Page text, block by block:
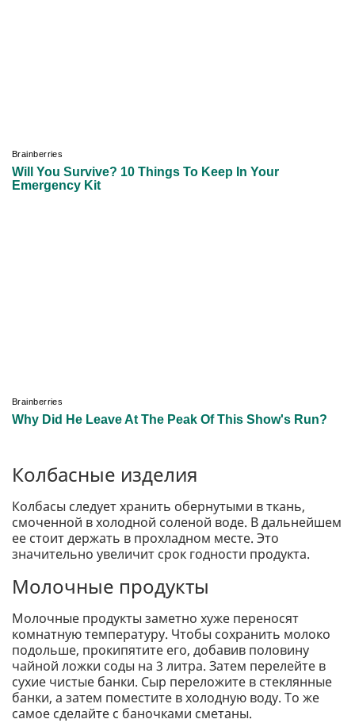
Колбасные изделия
Колбасы следует хранить обернутыми в ткань,
смоченной в холодной соленой воде. В дальнейшем
ее стоит держать в прохладном месте. Это
значительно увеличит срок годности продукта.
Молочные продукты
Молочные продукты заметно хуже переносят
комнатную температуру. Чтобы сохранить молоко
подольше, прокипятите его, добавив половину
чайной ложки соды на 3 литра. Затем перелейте в
сухие чистые банки. Сыр переложите в стеклянные
банки, а затем поместите в холодную воду. То же
самое сделайте с баночками сметаны.